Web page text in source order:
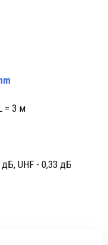
= 3 м
UHF - 0,33 дБ